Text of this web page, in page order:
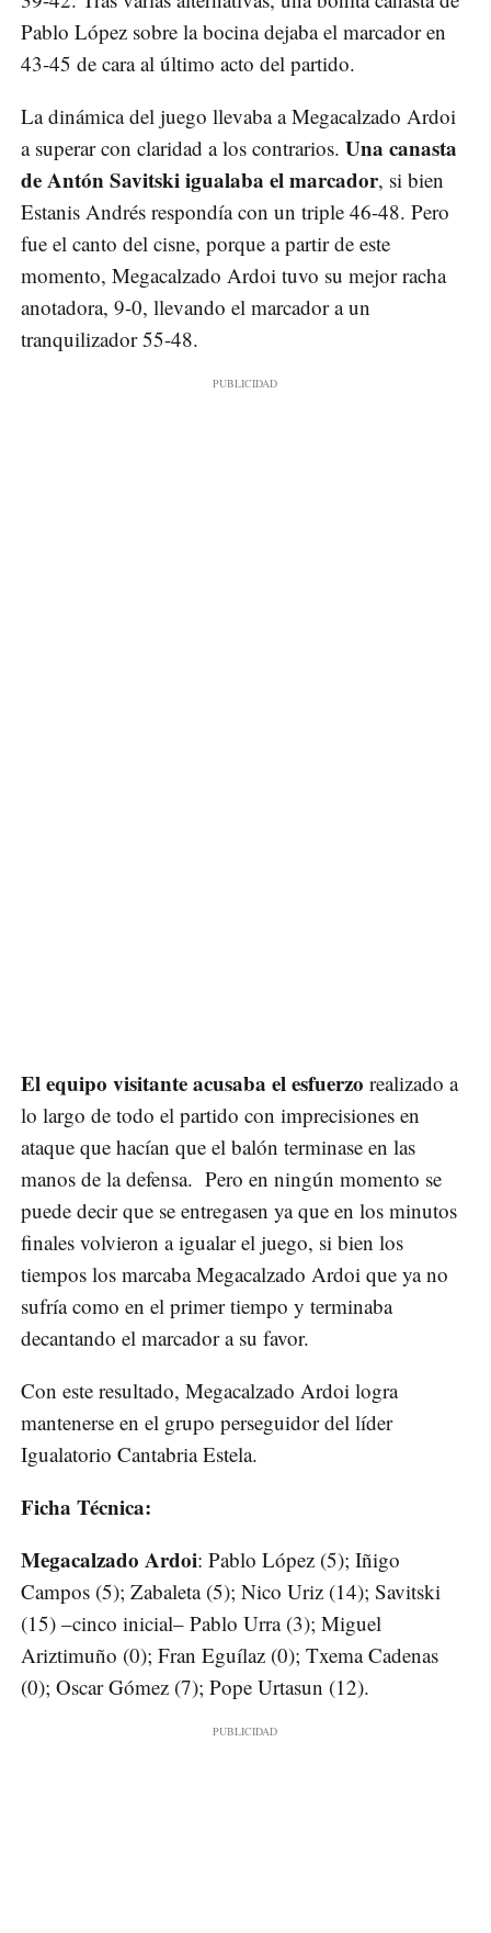
Pablo López sobre la bocina dejaba el marcador en
43-45 de cara al último acto del partido.
La dinámica del juego llevaba a Megacalzado Ardoi
a superar con claridad a los contrarios. Una canasta
de Antón Savitski igualaba el marcador, si bien
Estanis Andrés respondía con un triple 46-48. Pero
fue el canto del cisne, porque a partir de este
momento, Megacalzado Ardoi tuvo su mejor racha
anotadora, 9-0, llevando el marcador a un
tranquilizador 55-48.
El equipo visitante acusaba el esfuerzo realizado a
lo largo de todo el partido con imprecisiones en
ataque que hacían que el balón terminase en las
manos de la defensa. Pero en ningún momento se
puede decir que se entregasen ya que en los minutos
finales volvieron a igualar el juego, si bien los
tiempos los marcaba Megacalzado Ardoi que ya no
sufría como en el primer tiempo y terminaba
decantando el marcador a su favor.
Con este resultado, Megacalzado Ardoi logra
mantenerse en el grupo perseguidor del líder
Igualatorio Cantabria Estela.
Ficha Técnica:
Megacalzado Ardoi: Pablo López (5); Iñigo
Campos (5); Zabaleta (5); Nico Uriz (14); Savitski
(15) –cinco inicial– Pablo Urra (3); Miguel
Ariztimuño (0); Fran Eguílaz (0); Txema Cadenas
(0); Oscar Gómez (7); Pope Urtasun (12).